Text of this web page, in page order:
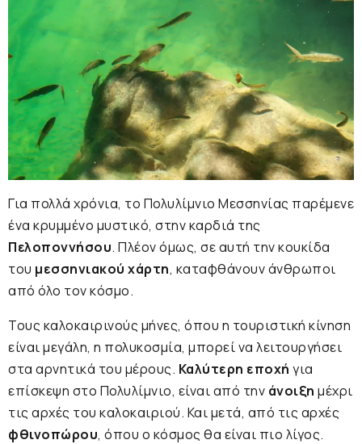
Για πολλά χρόνια, το Πολυλίμνιο Μεσσηνίας παρέμενε
ένα κρυμμένο μυστικό, στην καρδιά της
Πελοποννήσου. Πλέον όμως, σε αυτή την κουκίδα
του μεσσηνιακού χάρτη, καταφθάνουν άνθρωποι
από όλο τον κόσμο.
Τους καλοκαιρινούς μήνες, όπου η τουριστική κίνηση
είναι μεγάλη, η πολυκοσμία, μπορεί να λειτουργήσει
στα αρνητικά του μέρους. Καλύτερη εποχή για
επίσκεψη στο Πολυλίμνιο, είναι από την άνοιξη μέχρι
τις αρχές του καλοκαιριού. Και μετά, από τις αρχές
φθινοπώρου, όπου ο κόσμος θα είναι πιο λίγος.